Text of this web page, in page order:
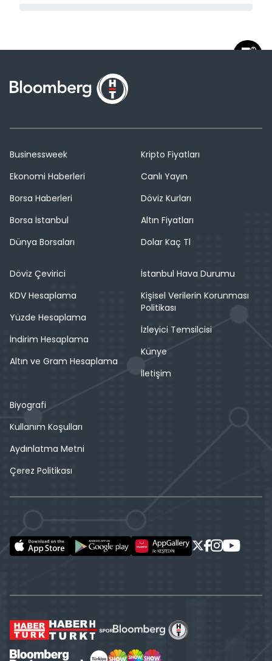
Businessweek
Ekonomi Haberleri
Borsa Haberleri
Borsa İstanbul
Dünya Borsaları
Kripto Fiyatları
Canlı Yayın
Döviz Kurları
Altın Fiyatları
Dolar Kaç Tl
Döviz Çevirici
KDV Hesaplama
Yüzde Hesaplama
İndirim Hesaplama
Altın ve Gram Hesaplama
İstanbul Hava Durumu
Kişisel Verilerin Korunması
Politikası
İzleyici Temsilcisi
Künye
İletişim
Biyografi
Kullanım Koşulları
Aydınlatma Metni
Çerez Politikası